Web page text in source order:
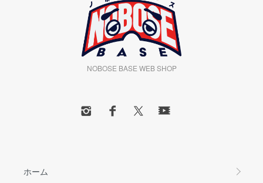
NOBOSE BASE WEB SHOP
ホーム